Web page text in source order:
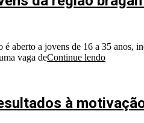
aberto a jovens de 16 a 35 anos,
vaga deContinue lendo
à